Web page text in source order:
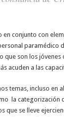
conjunto con
paramédico
que son los
acuden a las
temas, incluso en
la categorización
que se lleve